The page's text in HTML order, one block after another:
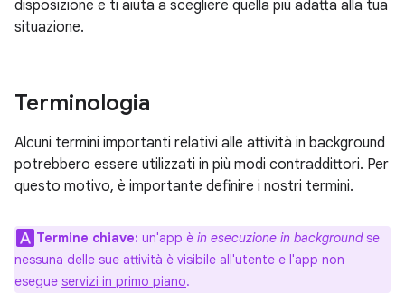
disposizione e ti aiuta a scegliere quella più adatta alla tua
situazione.
Terminologia
Alcuni termini importanti relativi alle attività in background
potrebbero essere utilizzati in più modi contraddittori. Per
questo motivo, è importante definire i nostri termini.
Termine chiave: un'app è in esecuzione in backgroundse
nessuna delle sue attività è visibile all'utente e l'app non
esegue servizi in primo piano.